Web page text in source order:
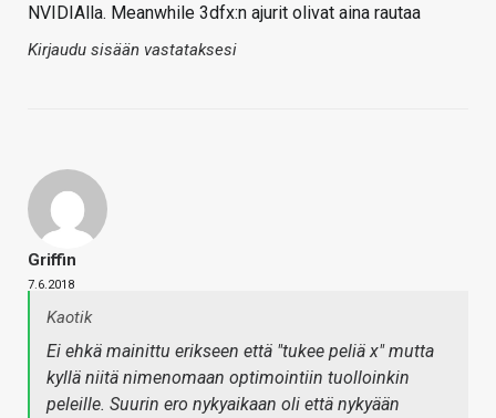
NVIDIAlla. Meanwhile 3dfx:n ajurit olivat aina rautaa
Kirjaudu sisään vastataksesi
Griffin
7.6.2018
Kaotik
Ei ehkä mainittu erikseen että "tukee peliä x" mutta
kyllä niitä nimenomaan optimointiin tuolloinkin
peleille. Suurin ero nykyaikaan oli että nykyään